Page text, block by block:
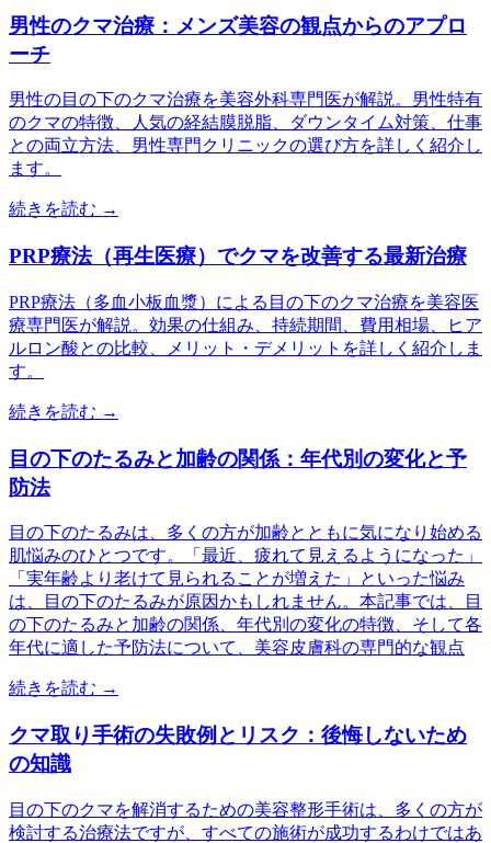
男性のクマ治療：メンズ美容の観点からのアプロ
ーチ
男性の目の下のクマ治療を美容外科専門医が解説。男性特有
のクマの特徴、人気の経結膜脱脂、ダウンタイム対策、仕事
との両立方法、男性専門クリニックの選び方を詳しく紹介し
ます。
続きを読む →
PRP療法（再生医療）でクマを改善する最新治療
PRP療法（多血小板血漿）による目の下のクマ治療を美容医
療専門医が解説。効果の仕組み、持続期間、費用相場、ヒア
ルロン酸との比較、メリット・デメリットを詳しく紹介しま
す。
続きを読む →
目の下のたるみと加齢の関係：年代別の変化と予
防法
目の下のたるみは、多くの方が加齢とともに気になり始める
肌悩みのひとつです。「最近、疲れて見えるようになった」
「実年齢より老けて見られることが増えた」といった悩み
は、目の下のたるみが原因かもしれません。本記事では、目
の下のたるみと加齢の関係、年代別の変化の特徴、そして各
年代に適した予防法について、美容皮膚科の専門的な観点
続きを読む →
クマ取り手術の失敗例とリスク：後悔しないため
の知識
目の下のクマを解消するための美容整形手術は、多くの方が
検討する治療法ですが、すべての施術が成功するわけではあ